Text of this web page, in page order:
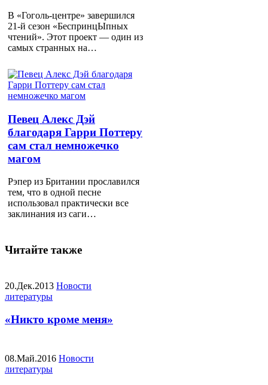
В «Гоголь-центре» завершился
21-й сезон «БеспринцЫпных
чтений». Этот проект — один из
самых странных на…
Певец Алекс Дэй
благодаря Гарри Поттеру
сам стал немножечко
магом
Рэпер из Британии прославился
тем, что в одной песне
использовал практически все
заклинания из саги…
Читайте также
20.Дек.2013 Новости
литературы
«Никто кроме меня»
08.Май.2016 Новости
литературы